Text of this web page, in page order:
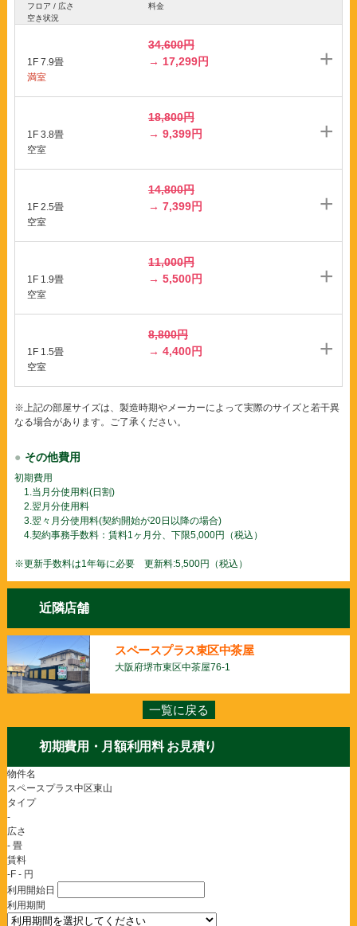
フロア / 広さ
料金
空き状況
1F 7.9畳
34,600円
→ 17,299円
満室
1F 3.8畳
18,800円
→ 9,399円
空室
1F 2.5畳
14,800円
→ 7,399円
空室
1F 1.9畳
11,000円
→ 5,500円
空室
1F 1.5畳
8,800円
→ 4,400円
空室
※上記の部屋サイズは、製造時期やメーカーによって実際のサイズと若干異
なる場合があります。ご了承ください。
その他費用
初期費用
1.当月分使用料(日割)
2.翌月分使用料
3.翌々月分使用料(契約開始が20日以降の場合)
4.契約事務手数料：賃料1ヶ月分、下限5,000円（税込）
※更新手数料は1年毎に必要 更新料:5,500円（税込）
近隣店舗
スペースプラス東区中茶屋
大阪府堺市東区中茶屋76-1
一覧に戻る
初期費用・月額利用料 お見積り
物件名
スペースプラス中区東山
タイプ
-
広さ
- 畳
賃料
-F - 円
利用開始日
利用期間